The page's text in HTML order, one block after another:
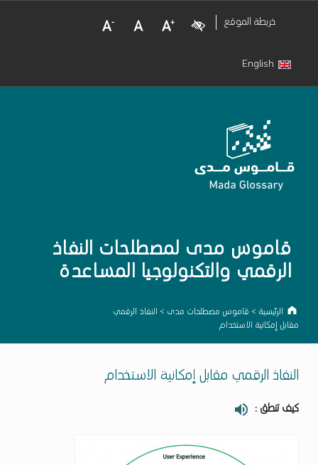
خريطة الموقع Visual Impairment
Increase Font Size
Normal Font Size
Decrease Font Size
English
قاموس مدى لمصطلحات النفاذ
الرقمي والتكنولوجيا المساعدة
الرئيسية > قاموس مصطلحات مدى >
النفاذ الرقمي
مقابل إمكانية الاستخدام
النفاذ الرقمي مقابل إمكانية الاستخدام
كيف تنطق :